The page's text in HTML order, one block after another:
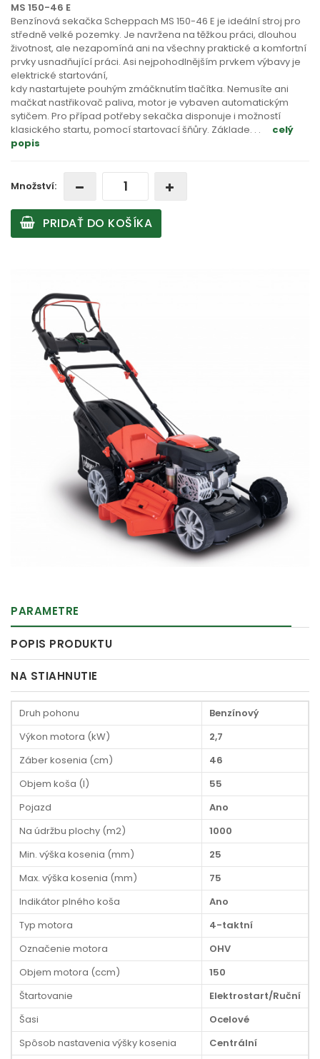
MS 150-46 E
Benzínová sekačka Scheppach MS 150-46 E je ideální stroj pro
středně velké pozemky. Je navržena na těžkou práci, dlouhou
životnost, ale nezapomíná ani na všechny praktické a komfortní
prvky usnadňující práci. Asi nejpohodlnějším prvkem výbavy je
elektrické startování,
kdy nastartujete pouhým zmáčknutím tlačítka. Nemusíte ani
mačkat nastřikovač paliva, motor je vybaven automatickým
sytičem. Pro případ potřeby sekačka disponuje i možností
klasického startu, pomocí startovací šňůry. Základe. . .
celý
popis
Množství:
PRIDAŤ DO KOŠÍKA
PARAMETRE
POPIS PRODUKTU
NA STIAHNUTIE
Druh pohonu
Benzínový
Výkon motora (kW)
2,7
Záber kosenia (cm)
46
Objem koša (l)
55
Pojazd
Ano
Na údržbu plochy (m2)
1000
Min. výška kosenia (mm)
25
Max. výška kosenia (mm)
75
Indikátor plného koša
Ano
Typ motora
4-taktní
Označenie motora
OHV
Objem motora (ccm)
150
Štartovanie
Elektrostart/Ruční
Šasi
Ocelové
Spôsob nastavenia výšky kosenia
Centrální